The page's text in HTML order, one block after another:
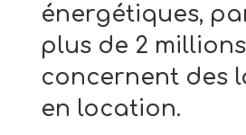
énergétiques,
plus de 2 millions
concernent des
en location.